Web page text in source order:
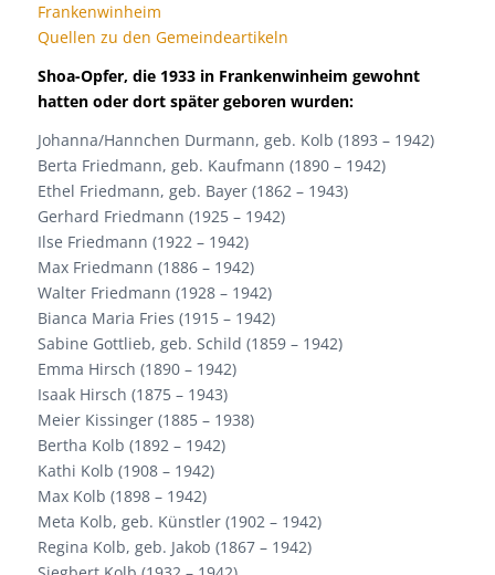
Frankenwinheim
Quellen zu den Gemeindeartikeln
Shoa-Opfer, die 1933 in Frankenwinheim gewohnt
hatten oder dort später geboren wurden:
Johanna/Hannchen Durmann, geb. Kolb (1893 – 1942)
Berta Friedmann, geb. Kaufmann (1890 – 1942)
Ethel Friedmann, geb. Bayer (1862 – 1943)
Gerhard Friedmann (1925 – 1942)
Ilse Friedmann (1922 – 1942)
Max Friedmann (1886 – 1942)
Walter Friedmann (1928 – 1942)
Bianca Maria Fries (1915 – 1942)
Sabine Gottlieb, geb. Schild (1859 – 1942)
Emma Hirsch (1890 – 1942)
Isaak Hirsch (1875 – 1943)
Meier Kissinger (1885 – 1938)
Bertha Kolb (1892 – 1942)
Kathi Kolb (1908 – 1942)
Max Kolb (1898 – 1942)
Meta Kolb, geb. Künstler (1902 – 1942)
Regina Kolb, geb. Jakob (1867 – 1942)